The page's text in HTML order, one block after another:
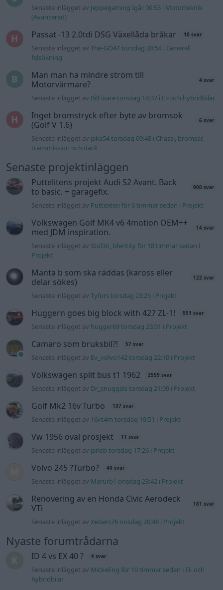
Senaste inlägget av Jeppegaming Igår 00:53 i Motorteknik
(Avancerad)
Passat -13 2.0tdi DSG Växellåda bråkar 10 svar
Senaste inlägget avThe-GOAT torsdag 20:54 i Generell
felsökning
Man man ha mindre ström till
Motorvärmare?
4 svar
Senaste inlägget av BilFixare torsdag 14:37 i El- och hybridbilar
Inget bromstryck efter byte av bromsok
(Golf V 1.6)
6 svar
Senaste inlägget av jaka54 torsdag 09:48 i Chassi, bromsar,
transmission och däck
Senaste projektinläggen
Puttelitens projekt Audi S2 Avant. Back
to basic. + garagefix.
900 svar
Senaste inlägget av Putteliten för 6 timmar sedan i Projekt
Volkswagen Golf MK4 v6 4motion OEM++
med JDM inspiration.
14 svar
Senaste inlägget av Stol3n_Identity för 18 timmar sedan i
Projekt
Manta b som ska räddas (kaross eller
delar sökes)
122 svar
Senaste inlägget avTyfors torsdag 23:25 i Projekt
Huggern goes big block with 427 ZL-1! 551 svar
Senaste inlägget av hugger69 torsdag 23:01 i Projekt
Camaro som bruksbil?! 57 svar
Senaste inlägget av Ev_volvo142 torsdag 22:10 i Projekt
Volkswagen split bus t1 1962 2559 svar
Senaste inlägget av Dr_snuggels torsdag 21:09 i Projekt
Golf Mk2 16v Turbo 137 svar
Senaste inlägget av 16vt4m torsdag 19:51 i Projekt
Vw 1956 oval prosjekt 11 svar
Senaste inlägget av jarleb torsdag 17:26 i Projekt
Volvo 245 ?Turbo? 40 svar
Senaste inlägget av Marurb1 onsdag 23:42 i Projekt
Renovering av en Honda Civic Aerodeck
VTi
181 svar
Senaste inlägget avXebers76 onsdag 20:48 i Projekt
Nyaste forumtrådarna
ID 4 vs EX 40 ? 4 svar
Senaste inlägget av MickeEng för 10 timmar sedan i El- och
hybridbilar